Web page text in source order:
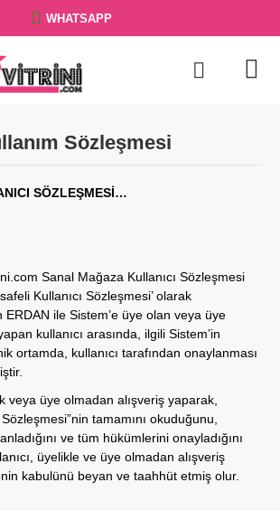
WHATSAPP
Sözleşmesi
SÖZLEŞMESİ…
Sanal Mağaza Kullanıcı Sözleşmesi
Kullanıcı Sözleşmesi’ olarak
ERDAN ile Sistem’e üye olan veya üye
kullanıcı arasında, ilgili Sistem’in
ortamda, kullanıcı tarafından onaylanması
veya üye olmadan alışveriş yaparak,
tamamını okuduğunu,
ve tüm hükümlerini onayladığını
üyelikle ve üye olmadan alışveriş
kabulünü beyan ve taahhüt etmiş olur.